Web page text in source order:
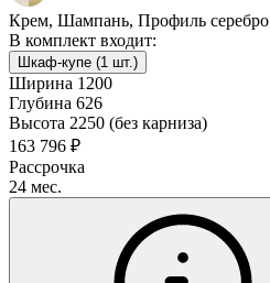
Крем, Шампань, Профиль серебро
В комплект входит:
Шкаф-купе (1 шт.)
Ширина 1200
Глубина 626
Высота 2250 (без карниза)
163 796 ₽
Рассрочка
24 мес.